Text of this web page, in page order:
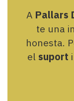
A Pallars
te una
honesta.
el suport